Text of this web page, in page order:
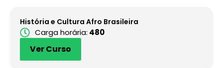
História e Cultura Afro Brasileira
Carga horária: 480
Ver Curso